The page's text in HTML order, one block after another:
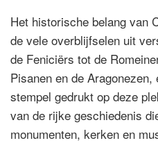
Het historische belang van
de vele overblijfselen uit
de Feniciërs tot de
Pisanen en de
stempel gedrukt op deze
van de rijke geschiedenis
monumenten, kerken en